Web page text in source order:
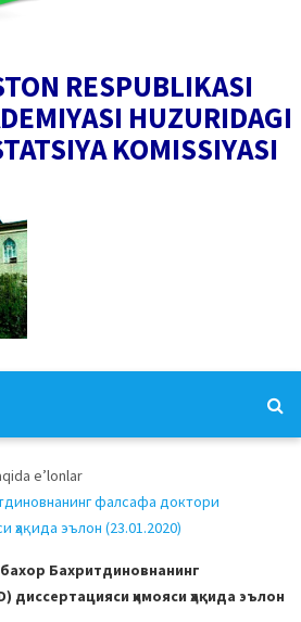
RESPUBLIKASI
HUZURIDAGI
KOMISSIYASI
e’lonlar
фалсафа доктори
ҳақида эълон (23.01.2020)
Бахритдиновнанинг
ҳимояси ҳақида эълон